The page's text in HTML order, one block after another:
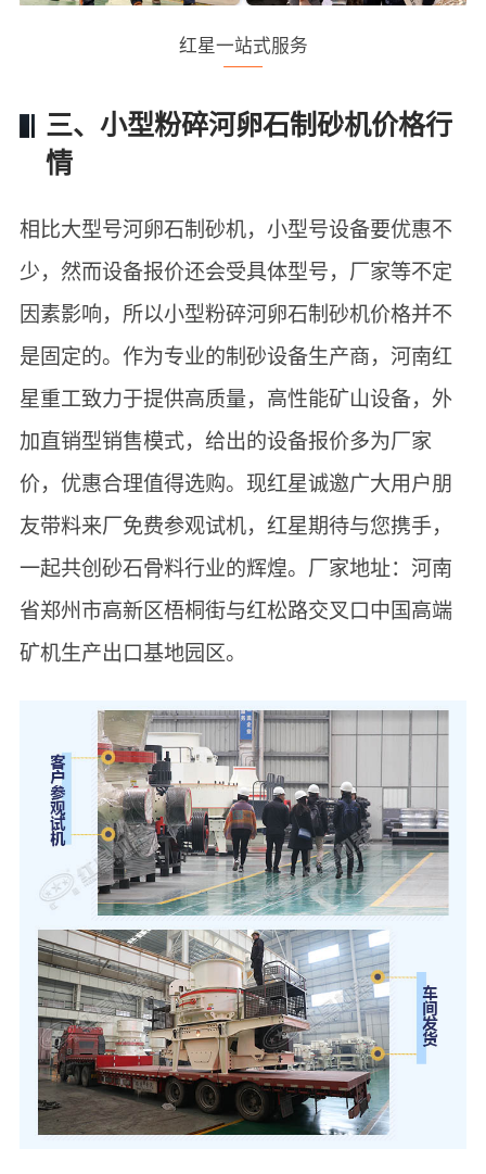
红星一站式服务
三、小型粉碎河卵石制砂机价格行
情
相比大型号河卵石制砂机，小型号设备要优惠不
少，然而设备报价还会受具体型号，厂家等不定
因素影响，所以小型粉碎河卵石制砂机价格并不
是固定的。作为专业的制砂设备生产商，河南红
星重工致力于提供高质量，高性能矿山设备，外
加直销型销售模式，给出的设备报价多为厂家
价，优惠合理值得选购。现红星诚邀广大用户朋
友带料来厂免费参观试机，红星期待与您携手，
一起共创砂石骨料行业的辉煌。厂家地址：河南
省郑州市高新区梧桐街与红松路交叉口中国高端
矿机生产出口基地园区。